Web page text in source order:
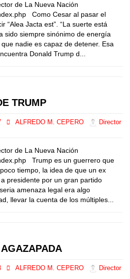
de La Nueva Nación
Como Cesar al pasar el
“Alea Jacta est”. “La suerte está
sido siempre sinónimo de energía
nadie es capaz de detener. Esa
Donald Trump d...
TRUMP
ALFREDO M. CEPERO
Director
de La Nueva Nación
Trump es un guerrero que
tiempo, la idea de que un ex
presidente por un gran partido
amenaza legal era algo
llevar la cuenta de los múltiples...
ALFREDO M. CEPERO
Director